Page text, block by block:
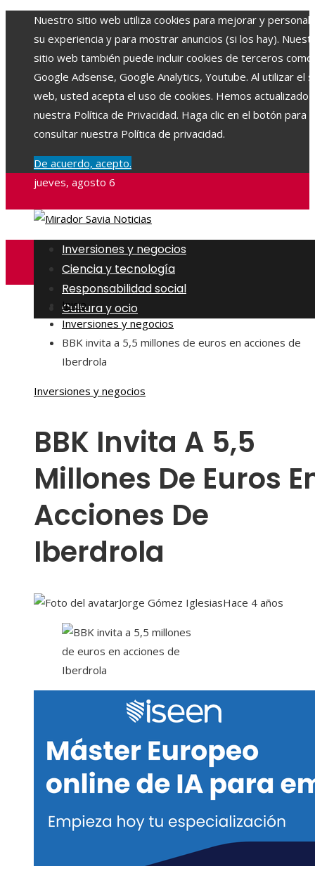
Nuestro sitio web utiliza cookies para mejorar y
su experiencia y para mostrar anuncios (si los hay).
sitio web también puede incluir cookies de terceros como
Google Adsense, Google Analytics, Youtube. Al utilizar el
web, usted acepta el uso de cookies. Hemos actualizado
nuestra Política de Privacidad. Haga clic en el botón para
consultar nuestra Política de privacidad.
De acuerdo, acepto.
jueves, agosto 6
Inversiones y negocios
Ciencia y tecnología
Responsabilidad social
Cultura y ocio
Inicio
Inversiones y negocios
BBK invita a 5,5 millones de euros en acciones de
Iberdrola
Inversiones y negocios
BBK Invita A 5,5
Millones De Euros
Acciones De
Iberdrola
Jorge Gómez IglesiasHace 4 años